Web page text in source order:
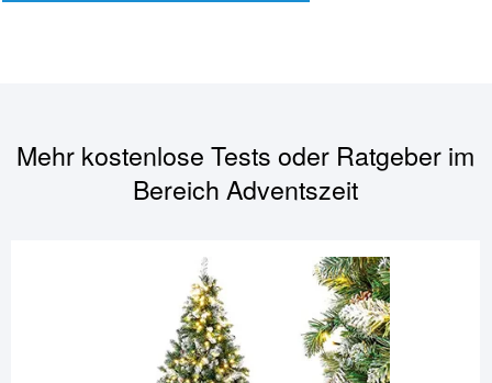
Mehr kostenlose Tests oder Ratgeber im
BereichAdventszeit